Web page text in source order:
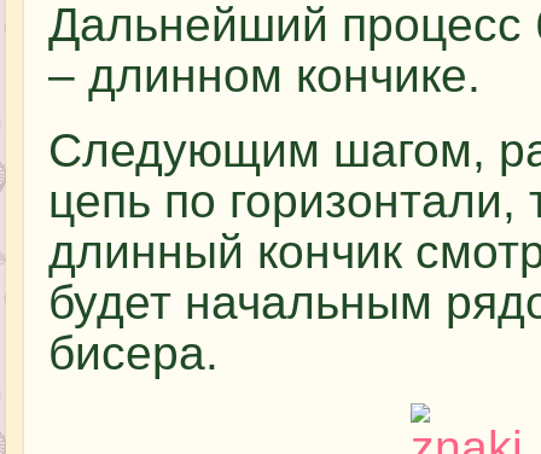
Дальнейший процесс
– длинном кончике.
Следующим шагом,
цепь по
длинный кончик
будет начальным
бисера.